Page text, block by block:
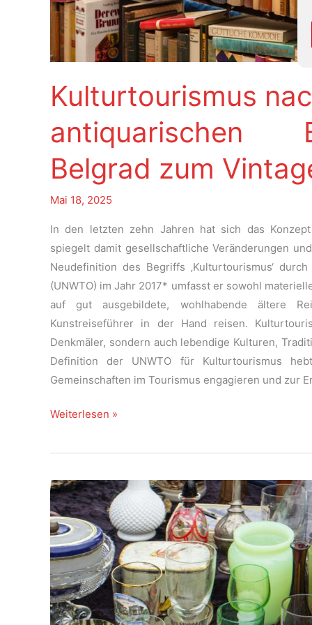
Kulturtourismus
antiquarischen
Belgrad zum
Mai 18, 2025
In den letzten zehn Jahren hat sich das
spiegelt damit gesellschaftliche Veränderungen
Neudefinition des Begriffs ‚Kulturtourismus‘
(UNWTO) im Jahr 2017* umfasst er sowohl
auf gut ausgebildete, wohlhabende ältere
Kunstreiseführer in der Hand reisen.
Denkmäler, sondern auch lebendige Kulturen,
Definition der UNWTO für Kulturtourismus
Gemeinschaften im Tourismus engagieren und zur
Kulturtourismus
denken
Vom
antiquarischen
Bücherparadies
in
Belgrad
zum
Vintage-
Chic
Weiterlesen »